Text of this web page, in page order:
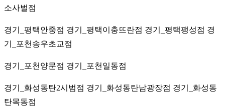
소사벌점
경기_평택안중점 경기_평택이충뜨란점 경기_평택팽성점 경
기_포천송우초교점
경기_포천양문점 경기_포천일동점
경기_화성동탄2시범점 경기_화성동탄남광장점 경기_화성동
탄목동점